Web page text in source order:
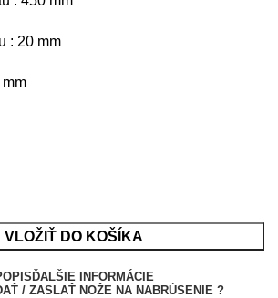
: 20 mm
VLOŽIŤ DO KOŠÍKA
ĎALŠIE INFORMÁCIE
/ ZASLAŤ NOŽE NA NABRÚSENIE ?